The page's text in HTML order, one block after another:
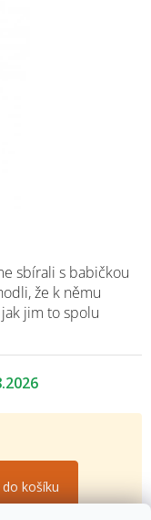
sbírali s babičkou
že k němu
jim to spolu
košíku